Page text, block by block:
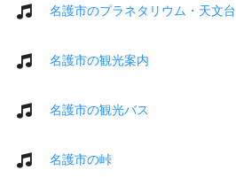
名護市のプラネタリウム・天文台
名護市の観光案内
名護市の観光バス
名護市の峠